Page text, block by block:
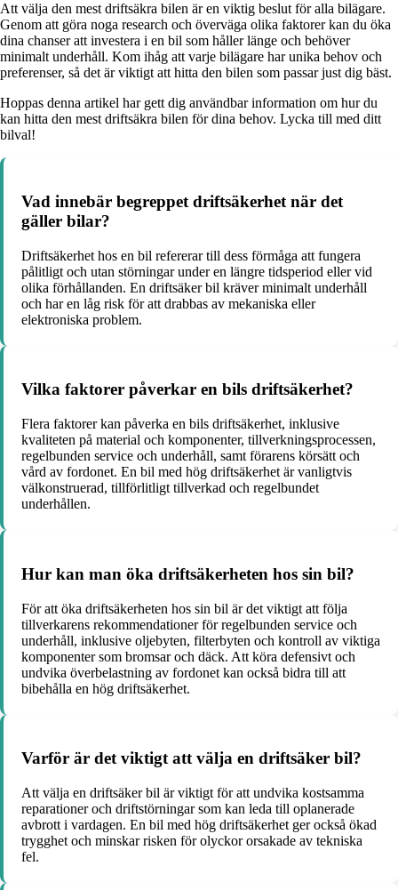
Att välja den mest driftsäkra bilen är en viktig beslut för alla bilägare.
Genom att göra noga research och överväga olika faktorer kan du öka
dina chanser att investera i en bil som håller länge och behöver
minimalt underhåll. Kom ihåg att varje bilägare har unika behov och
preferenser, så det är viktigt att hitta den bilen som passar just dig bäst.
Hoppas denna artikel har gett dig användbar information om hur du
kan hitta den mest driftsäkra bilen för dina behov. Lycka till med ditt
bilval!
Vad innebär begreppet driftsäkerhet när det
gäller bilar?
Driftsäkerhet hos en bil refererar till dess förmåga att fungera
pålitligt och utan störningar under en längre tidsperiod eller vid
olika förhållanden. En driftsäker bil kräver minimalt underhåll
och har en låg risk för att drabbas av mekaniska eller
elektroniska problem.
Vilka faktorer påverkar en bils driftsäkerhet?
Flera faktorer kan påverka en bils driftsäkerhet, inklusive
kvaliteten på material och komponenter, tillverkningsprocessen,
regelbunden service och underhåll, samt förarens körsätt och
vård av fordonet. En bil med hög driftsäkerhet är vanligtvis
välkonstruerad, tillförlitligt tillverkad och regelbundet
underhållen.
Hur kan man öka driftsäkerheten hos sin bil?
För att öka driftsäkerheten hos sin bil är det viktigt att följa
tillverkarens rekommendationer för regelbunden service och
underhåll, inklusive oljebyten, filterbyten och kontroll av viktiga
komponenter som bromsar och däck. Att köra defensivt och
undvika överbelastning av fordonet kan också bidra till att
bibehålla en hög driftsäkerhet.
Varför är det viktigt att välja en driftsäker bil?
Att välja en driftsäker bil är viktigt för att undvika kostsamma
reparationer och driftstörningar som kan leda till oplanerade
avbrott i vardagen. En bil med hög driftsäkerhet ger också ökad
trygghet och minskar risken för olyckor orsakade av tekniska
fel.